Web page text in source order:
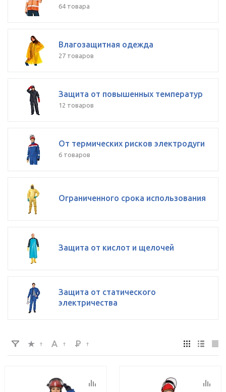
64 товара
Влагозащитная одежда
27 товаров
Защита от повышенных температур
12 товаров
От термических рисков электродуги
6 товаров
Ограниченного срока использования
Защита от кислот и щелочей
Защита от статического
электричества